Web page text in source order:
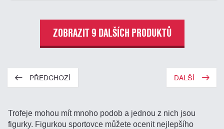
ZOBRAZIT 9 DALŠÍCH PRODUKTŮ
PŘEDCHOZÍ DALŠÍ
Trofeje mohou mít mnoho podob a jednou z nich jsou
figurky. Figurkou sportovce můžete ocenit nejlepšího